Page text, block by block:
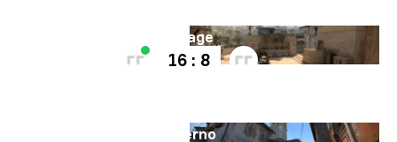
Mirage
16 : 8
Inferno